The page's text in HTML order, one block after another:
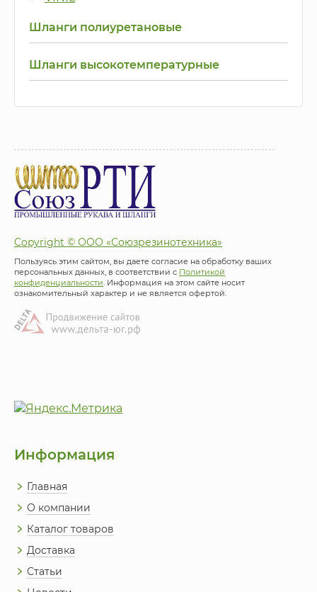
Шланги полиуретановые
Шланги высокотемпературные
Copyright © ООО «Союзрезинотехника»
Пользуясь этим сайтом, вы даете согласие на обработку ваших
персональных данных, в соответствии с Политикой
конфиденциальности. Информация на этом сайте носит
ознакомительный характер и не является офертой.
Информация
Главная
О компании
Каталог товаров
Доставка
Статьи